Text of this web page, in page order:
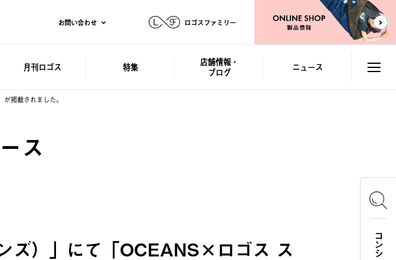
お問い合わせ ロゴスファミリー
月刊ロゴス 特集
店舗情報・
ブログ
ニュース
掲載されました。
ス
ズ）」にて「OCEANS×ロゴス ス